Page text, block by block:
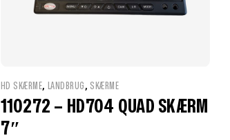
HD SKÆRME, LANDBRUG , SKÆRME
110272 – HD704 QUAD SKÆRM
7″